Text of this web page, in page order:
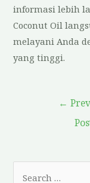
informasi lebih
Coconut Oil
melayani Anda
yang tinggi.
←